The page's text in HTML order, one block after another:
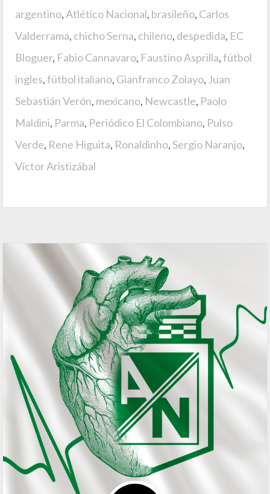
argentino,Atlético Nacional, brasileño, Carlos
Valderrama, chicho Serna, chileno, despedida, EC
Bloguer, Fabio Cannavaro, Faustino Asprilla,fútbol
ingles,fútbol italiano, Gianfranco Zolayo, Juan
Sebastián Verón, mexicano, Newcastle, Paolo
Maldini, Parma, Periódico El Colombiano, Pulso
Verde, Rene Higuita, Ronaldinho,Sergio Naranjo,
Víctor Aristizábal